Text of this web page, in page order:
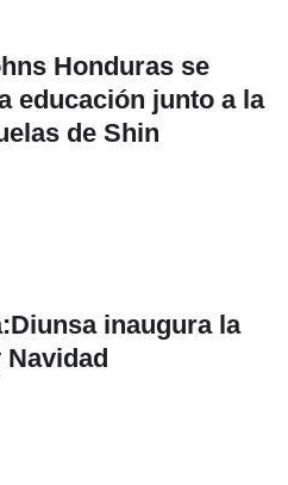
Honduras se
educación junto a la
de Shin
inaugura la
Navidad